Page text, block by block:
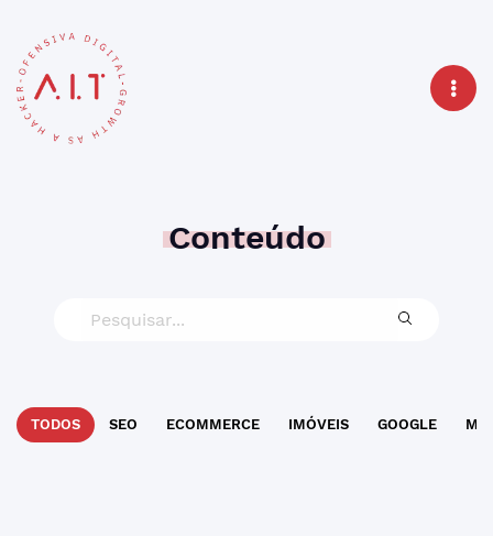
Conteúdo
TODOS SEO ECOMMERCE IMÓVEIS GOOGLE